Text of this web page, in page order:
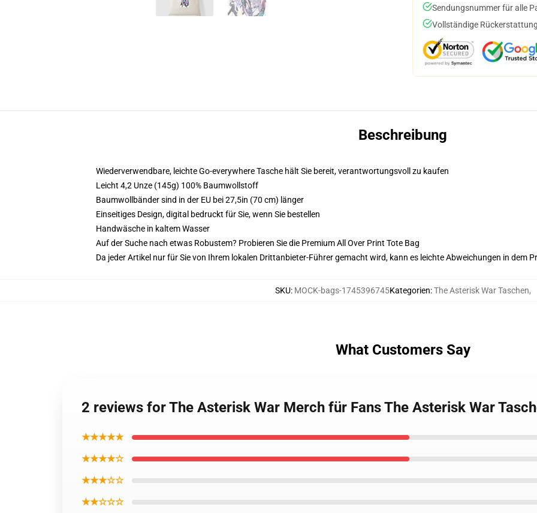
Sendungsnummer für alle
Vollständige
Beschreibung
Wiederverwendbare, leichte Go-everywhere Tasche hält Sie bereit, verantwortungsvoll zu kaufen
Leicht 4,2 Unze (145g) 100% Baumwollstoff
Baumwollbänder sind in der EU bei 27,5in (70 cm) länger
Einseitiges Design, digital bedruckt für Sie, wenn Sie bestellen
Handwäsche in kaltem Wasser
Auf der Suche nach etwas Robustem? Probieren Sie die Premium All Over Print Tote Bag
Da jeder Artikel nur für Sie von Ihrem lokalen Drittanbieter-Führer gemacht wird, kann es leichte Abweichungen in dem
SKU: MOCK-bags-1745396745Kategorien:The Asterisk War Taschen,
What Customers Say
2 reviews for The Asterisk War Merch für Fans The Asterisk War
★★★★★
★★★★☆
★★★☆☆
★★☆☆☆